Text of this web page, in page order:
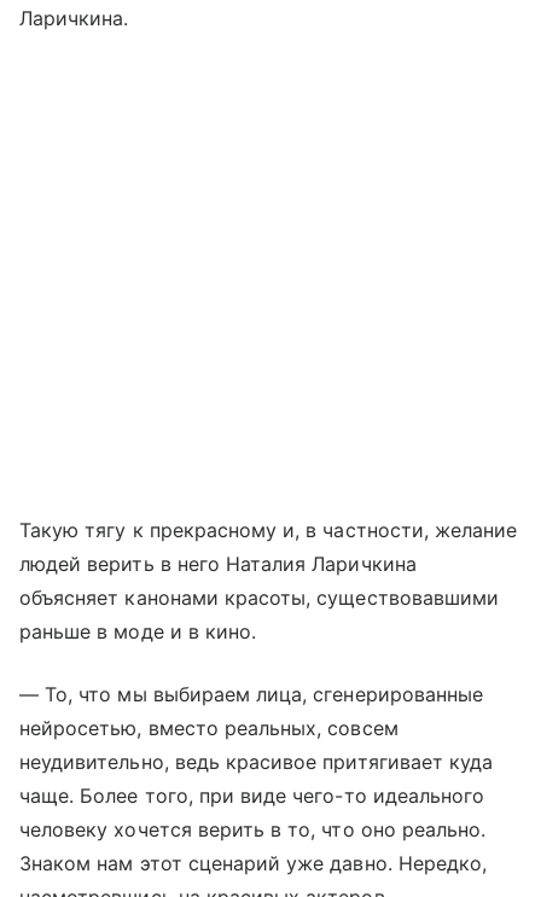
Ларичкина.
Такую тягу к прекрасному и, в частности, желание
людей верить в него Наталия Ларичкина
объясняет канонами красоты, существовавшими
раньше в моде и в кино.
— То, что мы выбираем лица, сгенерированные
нейросетью, вместо реальных, совсем
неудивительно, ведь красивое притягивает куда
чаще. Более того, при виде чего-то идеального
человеку хочется верить в то, что оно реально.
Знаком нам этот сценарий уже давно. Нередко,